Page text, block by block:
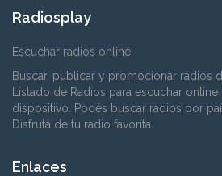
Radiosplay
Escuchar radios online
Buscar, publicar y promocionar radios
Listado de Radios para escuchar
dispositivo. Podés buscar radios por
Disfrutá de tu radio favorita.
Enlaces